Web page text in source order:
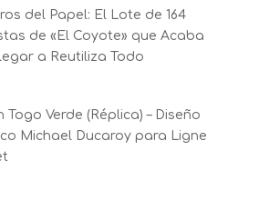
del Papel: El Lote de 164
de «El Coyote» que Acaba
a Reutiliza Todo
Togo Verde (Réplica) – Diseño
Michael Ducaroy para Ligne